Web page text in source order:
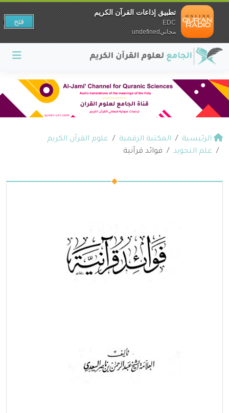
الرئيسية المكتبة الرقمية
علوم القرآن الكريم
علم التجويد
فوائد قرآنية
تطبيق إذاعات القرآن الكريم
EDC
مجانيundefined
فتح